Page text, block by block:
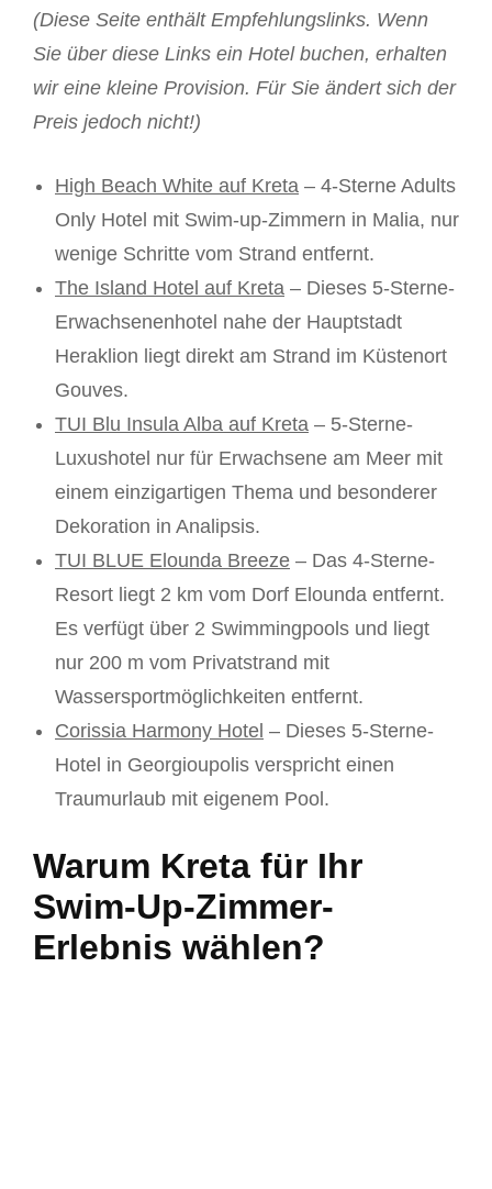
(Diese Seite enthält Empfehlungslinks. Wenn
Sie über diese Links ein Hotel buchen, erhalten
wir eine kleine Provision. Für Sie ändert sich der
Preis jedoch nicht!)
High Beach White auf Kreta – 4-Sterne Adults
Only Hotel mit Swim-up-Zimmern in Malia, nur
wenige Schritte vom Strand entfernt.
The Island Hotel auf Kreta – Dieses 5-Sterne-
Erwachsenenhotel nahe der Hauptstadt
Heraklion liegt direkt am Strand im Küstenort
Gouves.
TUI Blu Insula Alba auf Kreta – 5-Sterne-
Luxushotel nur für Erwachsene am Meer mit
einem einzigartigen Thema und besonderer
Dekoration in Analipsis.
TUI BLUE Elounda Breeze – Das 4-Sterne-
Resort liegt 2 km vom Dorf Elounda entfernt.
Es verfügt über 2 Swimmingpools und liegt
nur 200 m vom Privatstrand mit
Wassersportmöglichkeiten entfernt.
Corissia Harmony Hotel – Dieses 5-Sterne-
Hotel in Georgioupolis verspricht einen
Traumurlaub mit eigenem Pool.
Warum Kreta für Ihr
Swim-Up-Zimmer-
Erlebnis wählen?